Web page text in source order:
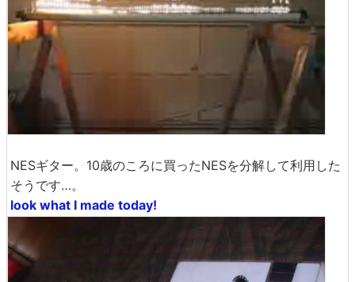
NESギター。10歳のころに買ったNESを分解して利用した
そうです…。
look what I made today!